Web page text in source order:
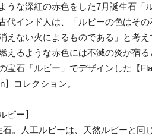
うな深紅の赤色をした7月誕生石「
代インド人は、「ルビーの色はその
えない火によるものである」と考え
えるような赤色には不滅の炎が宿る
宝石「ルビー」でデザインした【
】コレクション。
ビー】
石。人工ルビーは、天然ルビーと同